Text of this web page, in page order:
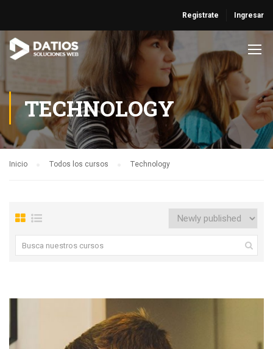
Registrate Ingresar
TECHNOLOGY
Inicio Todos los cursos Technology